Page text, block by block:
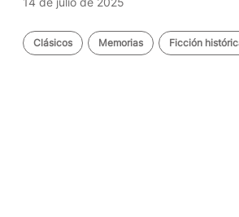
Clásicos Memorias Ficción